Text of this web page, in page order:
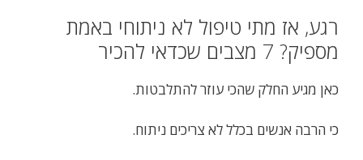
רגע, אז מתי טיפול לא ניתוחי באמת
מספיק? 7 מצבים שכדאי להכיר
כאן מגיע החלק שהכי עוזר להתלבטות.
כי הרבה אנשים בכלל לא צריכים ניתוח.